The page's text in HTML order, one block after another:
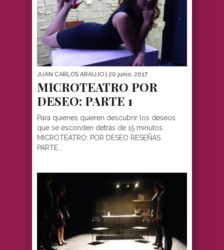
JUAN CARLOS ARAUJO | 20 junio, 2017
MICROTEATRO POR
DESEO: PARTE 1
Para quienes quieren descubrir los deseos
que se esconden detrás de 15 minutos.
MICROTEATRO: POR DESEO RESEÑAS
PARTE...